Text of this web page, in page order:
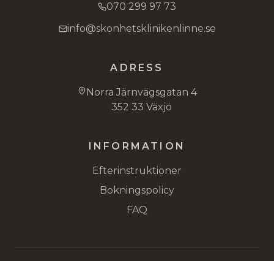
070 299 97 73
info@skonhetsklinikenlinne.se
ADRESS
Norra Järnvägsgatan 4
352 33 Växjö
INFORMATION
Efterinstruktioner
Bokningspolicy
FAQ